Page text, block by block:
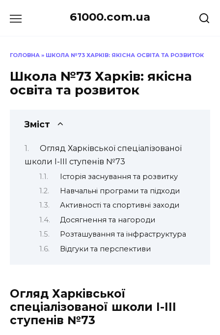
до
61000.com.ua
ГОЛОВНА » ШКОЛА №73 ХАРКІВ: ЯКІСНА ОСВІТА ТА РОЗВИТОК
Школа №73 Харків: якісна
освіта та розвиток
Зміст
Огляд Харківської спеціалізованої
школи I-III ступенів №73
Історія заснування та розвитку
Навчальні програми та підходи
Активності та спортивні заходи
Досягнення та нагороди
Розташування та інфраструктура
Відгуки та перспективи
Огляд Харківської
спеціалізованої школи I-III
ступенів №73